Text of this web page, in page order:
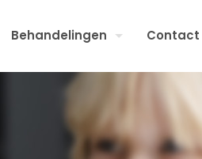
Behandelingen Contact